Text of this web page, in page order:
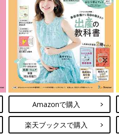
画でやり方を検索してやってみ
すぎて封印した編み込み…。
をとってキッチリ編んでいくの
ボサボサでぐちゃぐちゃになる
すくなる？いやいや、先生はこ
たから！
Amazonで購入
楽天ブックスで購入